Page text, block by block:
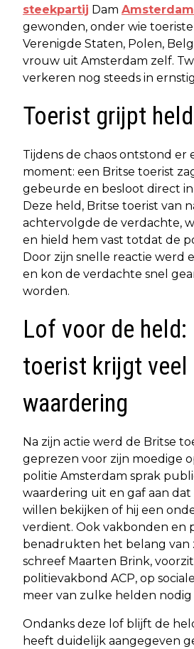
steekpartij Dam Amsterdam
gewonden, onder wie
Verenigde Staten, Polen,
vrouw uit Amsterdam zelf.
verkeren nog steeds in
Toerist grijpt
Tijdens de chaos ontstond er
moment: een Britse toerist
gebeurde en besloot direct
Deze held, Britse toerist van
achtervolgde de verdachte,
en hield hem vast totdat de
Door zijn snelle reactie werd
en kon de verdachte snel
worden.
Lof voor de held:
toerist krijgt veel
waardering
Na zijn actie werd de Britse
geprezen voor zijn moedige
politie Amsterdam sprak
waardering uit en gaf aan
willen bekijken of hij een
verdient. Ook vakbonden en
benadrukten het belang van
schreef Maarten Brink,
politievakbond ACP, op
meer van zulke helden nodig
Ondanks deze lof blijft de
heeft duidelijk aangegeven